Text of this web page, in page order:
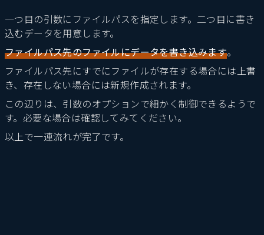
一つ目の引数にファイルパスを指定します。二つ目に書き
込むデータを用意します。
ファイルパス先のファイルにデータを書き込みます。
ファイルパス先にすでにファイルが存在する場合には上書
き、存在しない場合には新規作成されます。
この辺りは、引数のオプションで細かく制御できるようで
す。必要な場合は確認してみてください。
以上で一連流れが完了です。